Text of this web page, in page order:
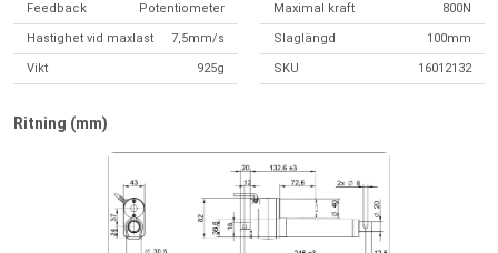
Feedback Potentiometer Maximal kraft 800N
Hastighet vid maxlast 7,5mm/s Slaglängd 100mm
Vikt 925g SKU 16012132
Ritning (mm)